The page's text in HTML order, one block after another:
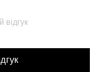
відгук